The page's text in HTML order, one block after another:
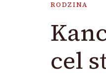
RODZINA
cel